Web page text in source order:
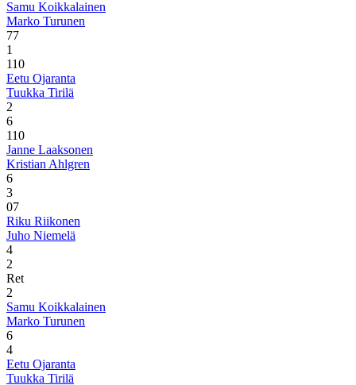
Samu Koikkalainen
Marko Turunen
77
1
110
Eetu Ojaranta
Tuukka Tirilä
2
6
110
Janne Laaksonen
Kristian Ahlgren
6
3
07
Riku Riikonen
Juho Niemelä
4
2
Ret
2
Samu Koikkalainen
Marko Turunen
6
4
Eetu Ojaranta
Tuukka Tirilä